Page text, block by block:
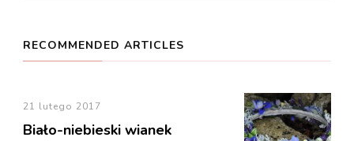
RECOMMENDED ARTICLES
21 lutego 2017
Biało-niebieski wianek